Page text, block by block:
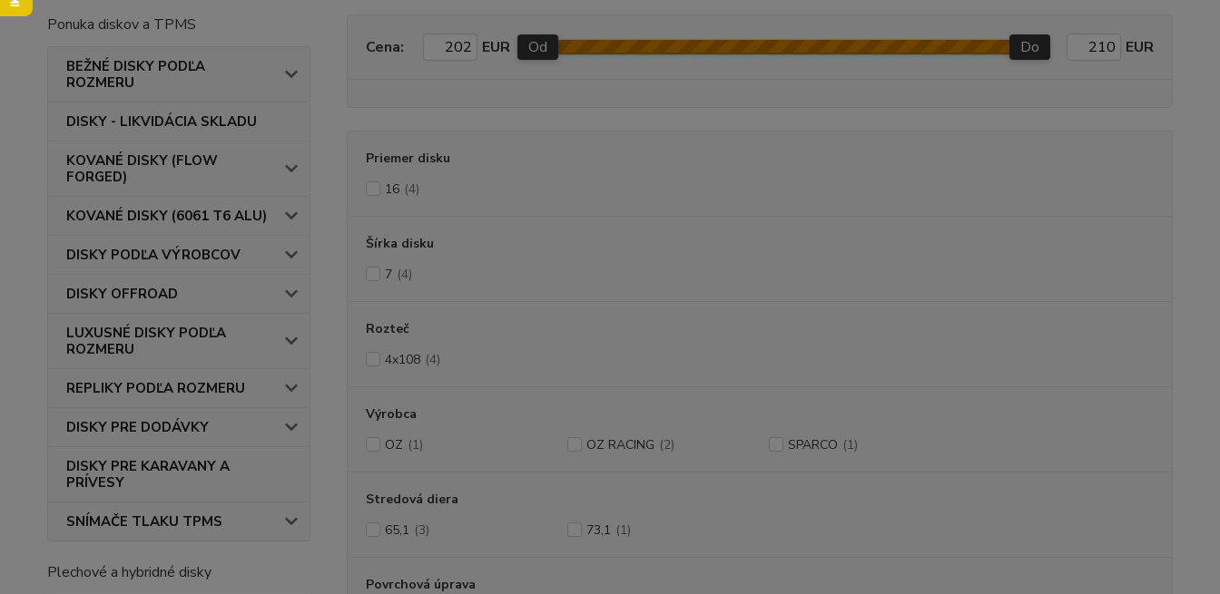
Ponuka diskov a TPMS
BEŽNÉ DISKY PODĽA
ROZMERU
DISKY - LIKVIDÁCIA SKLADU
KOVANÉ DISKY (FLOW
FORGED)
KOVANÉ DISKY (6061 T6 ALU)
DISKY PODĽA VÝROBCOV
DISKY OFFROAD
LUXUSNÉ DISKY PODĽA
ROZMERU
REPLIKY PODĽA ROZMERU
DISKY PRE DODÁVKY
DISKY PRE KARAVANY A
PRÍVESY
SNÍMAČE TLAKU TPMS
Plechové a hybridné disky
Cena: EUR Od Do EUR
Priemer disku
16 (4)
Šírka disku
7 (4)
Rozteč
4x108 (4)
Výrobca
OZ (1) OZ RACING (2) SPARCO (1)
Stredová diera
65,1 (3) 73,1 (1)
Povrchová úprava